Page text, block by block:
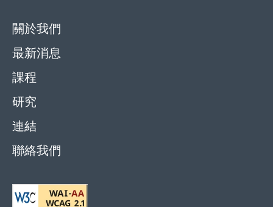
關於我們
最新消息
課程
研究
連結
聯絡我們